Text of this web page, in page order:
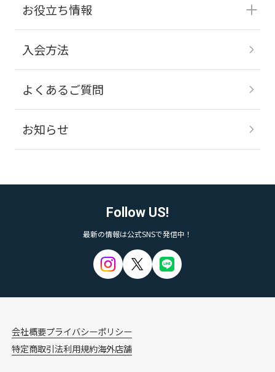
お役立ち情報
入会方法
よくあるご質問
お知らせ
Follow US!
最新の情報は公式SNSで発信中！
会社概要プライバシーポリシー
特定商取引法利用規約海外店舗